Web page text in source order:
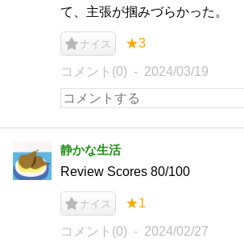
て、主張が掴みづらかった。
ナイス ★3
コメント(0) 2024/03/19
静かな生活
Review Scores 80/100
ナイス ★1
コメント(0) 2024/02/27